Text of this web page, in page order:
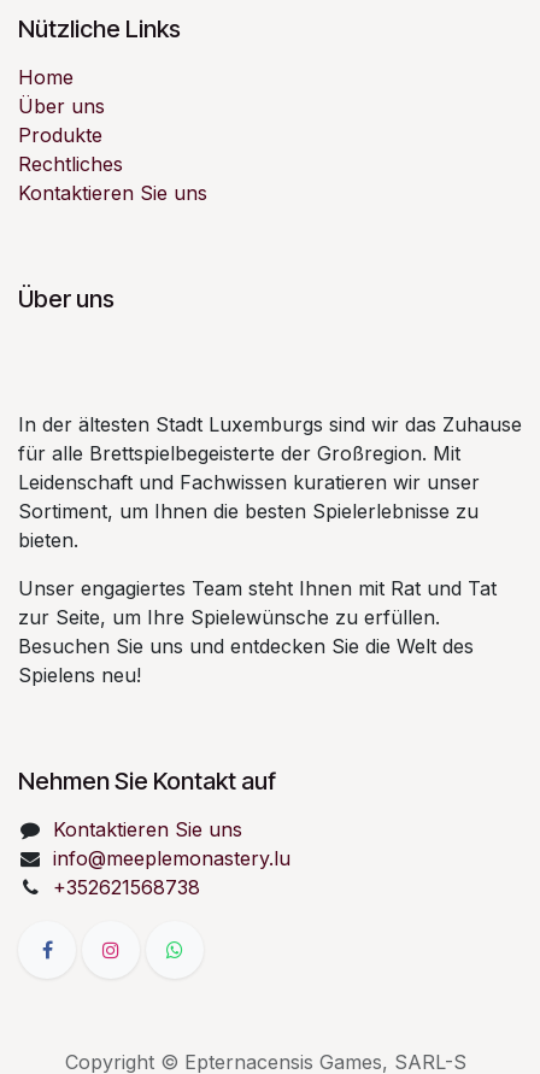
Nützliche Links
Home
Über uns
Produkte
Rechtliches
Kontaktieren Sie uns
Über uns
In der ältesten Stadt Luxemburgs sind wir das Zuhause
für alle Brettspielbegeisterte der Großregion. Mit
Leidenschaft und Fachwissen kuratieren wir unser
Sortiment, um Ihnen die besten Spielerlebnisse zu
bieten.
Unser engagiertes Team steht Ihnen mit Rat und Tat
zur Seite, um Ihre Spielewünsche zu erfüllen.
Besuchen Sie uns und entdecken Sie die Welt des
Spielens neu!
Nehmen Sie Kontakt auf
Kontaktieren Sie uns
info@meeplemonastery.lu
+352621568738
Copyright © Epternacensis Games, SARL-S